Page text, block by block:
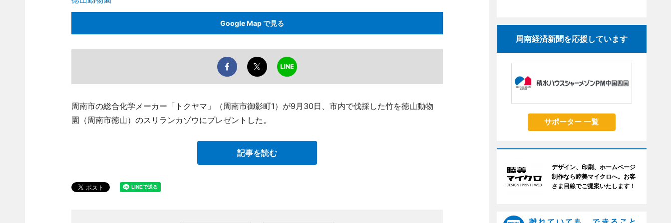
Google Map で見る
周南市の総合化学メーカー「トクヤマ」（周南市御影町1）が9月30日、市内で伐採した竹を徳山動物
園（周南市徳山）のスリランカゾウにプレゼントした。
記事を読む
周南経済新聞を応援しています
サポーター 一覧
デザイン、印刷、ホームページ
制作なら睦美マイクロへ。お客
さま目線でご提案いたします！